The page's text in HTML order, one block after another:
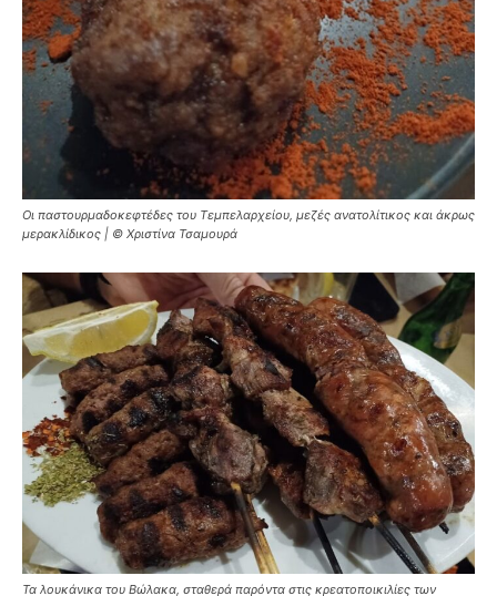
Οι παστουρμαδοκεφτέδες του Τεμπελαρχείου, μεζές ανατολίτικος και άκρως
μερακλίδικος | © Χριστίνα Τσαμουρά
Τα λουκάνικα του Βώλακα, σταθερά παρόντα στις κρεατοποικιλίες των